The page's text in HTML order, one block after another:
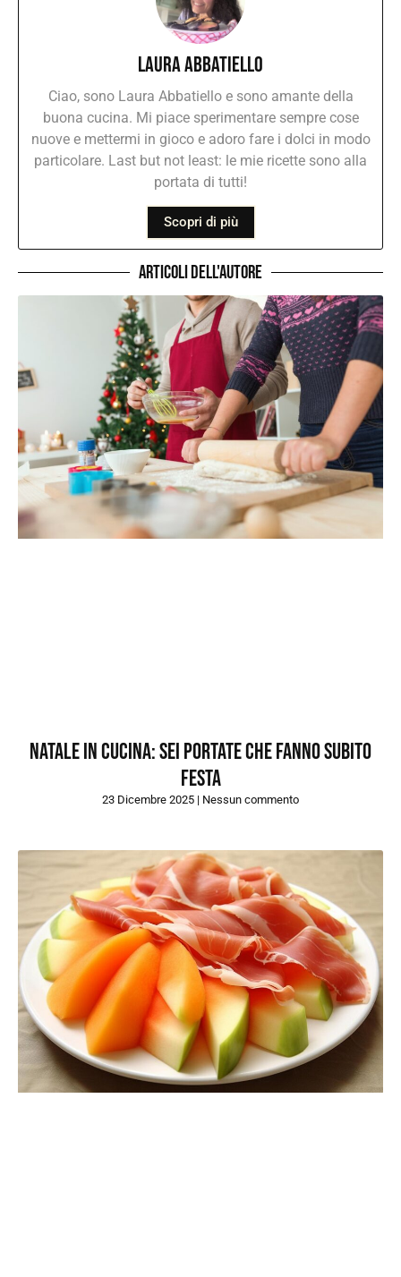
Laura Abbatiello
Ciao, sono Laura Abbatiello e sono amante della
buona cucina. Mi piace sperimentare sempre cose
nuove e mettermi in gioco e adoro fare i dolci in modo
particolare. Last but not least: le mie ricette sono alla
portata di tutti!
Scopri di più
Articoli dell'autore
Natale in cucina: sei portate che fanno subito
festa
23 Dicembre 2025 Nessun commento